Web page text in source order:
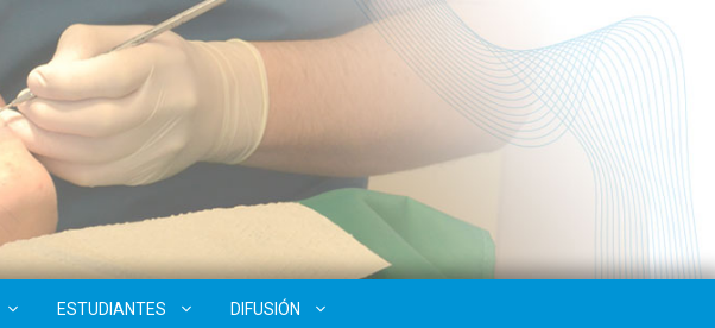
ESTUDIANTES DIFUSIÓN